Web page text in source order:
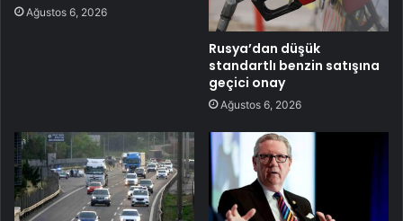
Ağustos 6, 2026
Rusya’dan düşük
standartlı benzin satışına
geçici onay
Ağustos 6, 2026